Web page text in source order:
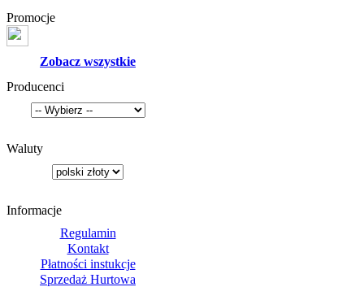
Promocje
Zobacz wszystkie
Producenci
Waluty
Informacje
Regulamin
Kontakt
Płatności instukcje
Sprzedaż Hurtowa